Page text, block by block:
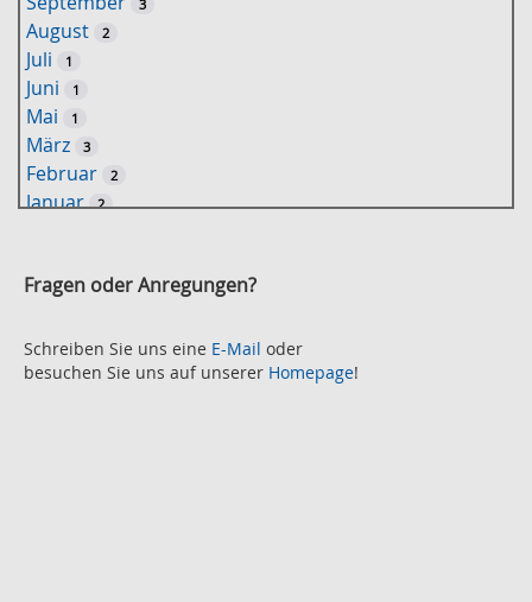
w
o
r
u
c
3
August 2
Juli 1
Juni 1
Mai 1
März 3
Februar 2
Januar 2
Oktober 2
August 2
Juli 2
Fragen oder Anregungen?
Schreiben Sie uns eine E-Mail oder
besuchen Sie uns auf unserer Homepage!